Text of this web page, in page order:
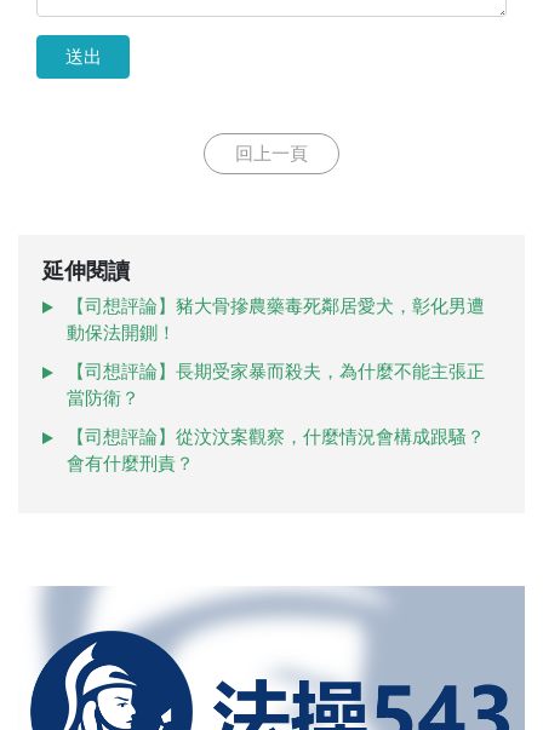
送出
回上一頁
延伸閱讀
【司想評論】豬大骨摻農藥毒死鄰居愛犬，彰化男遭
動保法開鍘！
【司想評論】長期受家暴而殺夫，為什麼不能主張正
當防衛？
【司想評論】從汶汶案觀察，什麼情況會構成跟騷？
會有什麼刑責？